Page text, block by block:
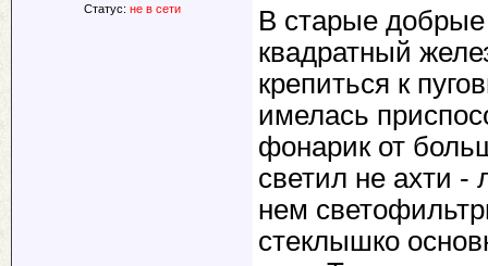
Статус: не в сети
В старые
квадратный
крепиться к
имелась
фонарик от
светил не ахти
нем
стеклышко